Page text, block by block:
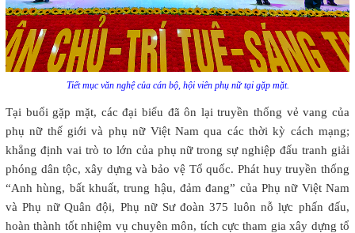
Tiết mục văn nghệ của cán bộ, hội viên phụ nữ tại gặp mặt.
Tại buổi gặp mặt, các đại biểu đã ôn lại truyền thống vẻ vang của
phụ nữ thế giới và phụ nữ Việt Nam qua các thời kỳ cách mạng;
khẳng định vai trò to lớn của phụ nữ trong sự nghiệp đấu tranh giải
phóng dân tộc, xây dựng và bảo vệ Tổ quốc. Phát huy truyền thống
“Anh hùng, bất khuất, trung hậu, đảm đang” của Phụ nữ Việt Nam
và Phụ nữ Quân đội, Phụ nữ Sư đoàn 375 luôn nỗ lực phấn đấu,
hoàn thành tốt nhiệm vụ chuyên môn, tích cực tham gia xây dựng tổ